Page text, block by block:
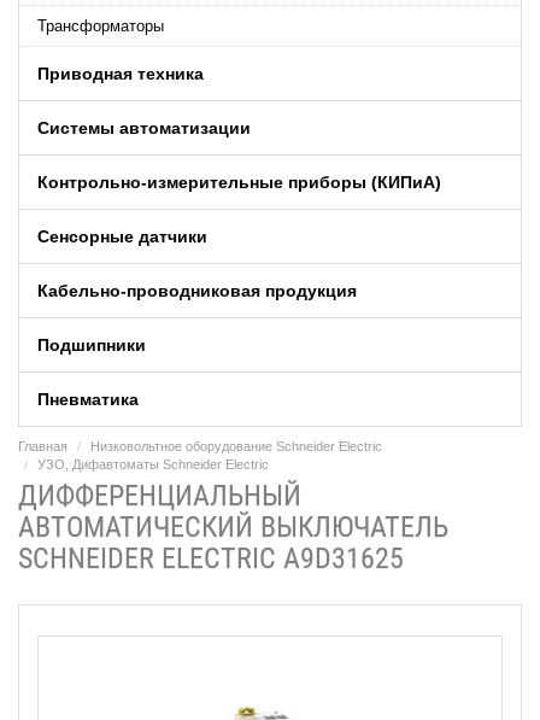
Трансформаторы
Приводная техника
Системы автоматизации
Контрольно-измерительные приборы (КИПиA)
Сенсорные датчики
Кабельно-проводниковая продукция
Подшипники
Пневматика
Главная
Низковольтное оборудование Schneider Electric
УЗО, Дифавтоматы Schneider Electric
ДИФФЕРЕНЦИАЛЬНЫЙ
АВТОМАТИЧЕСКИЙ ВЫКЛЮЧАТЕЛЬ
SCHNEIDER ELECTRIC A9D31625